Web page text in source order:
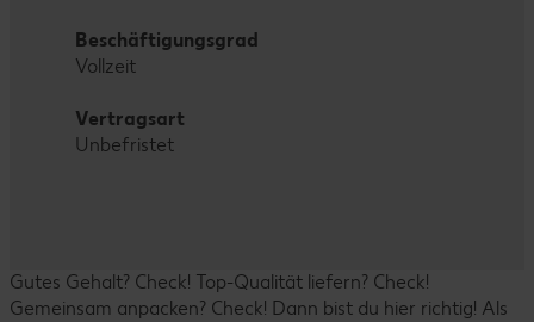
Beschäftigungsgrad
Vollzeit
Vertragsart
Unbefristet
Gutes Gehalt? Check! Top-Qualität liefern? Check!
Gemeinsam anpacken? Check! Dann bist du hier richtig! Als